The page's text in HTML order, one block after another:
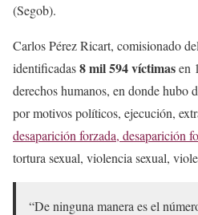
(Segob).
Carlos Pérez Ricart, comisionado
identificadas8 mil 594 víctimasen
derechos humanos, en donde hubo
por motivos políticos, ejecución,
desaparición forzada, desaparición
tortura sexual, violencia sexual,
“De ninguna manera es el